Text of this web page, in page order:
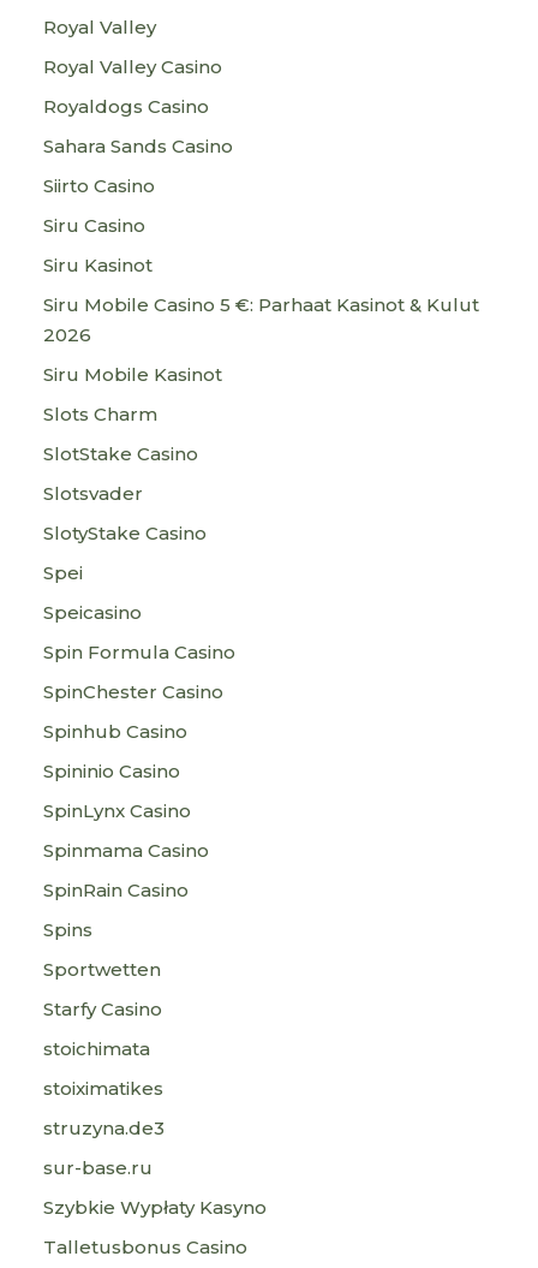
Royal Valley
Royal Valley Casino
Royaldogs Casino
Sahara Sands Casino
Siirto Casino
Siru Casino
Siru Kasinot
Siru Mobile Casino 5 €: Parhaat Kasinot & Kulut
2026
Siru Mobile Kasinot
Slots Charm
SlotStake Casino
Slotsvader
SlotyStake Casino
Spei
Speicasino
Spin Formula Casino
SpinChester Casino
Spinhub Casino
Spininio Casino
SpinLynx Casino
Spinmama Casino
SpinRain Casino
Spins
Sportwetten
Starfy Casino
stoichimata
stoiximatikes
struzyna.de3
sur-base.ru
Szybkie Wypłaty Kasyno
Talletusbonus Casino